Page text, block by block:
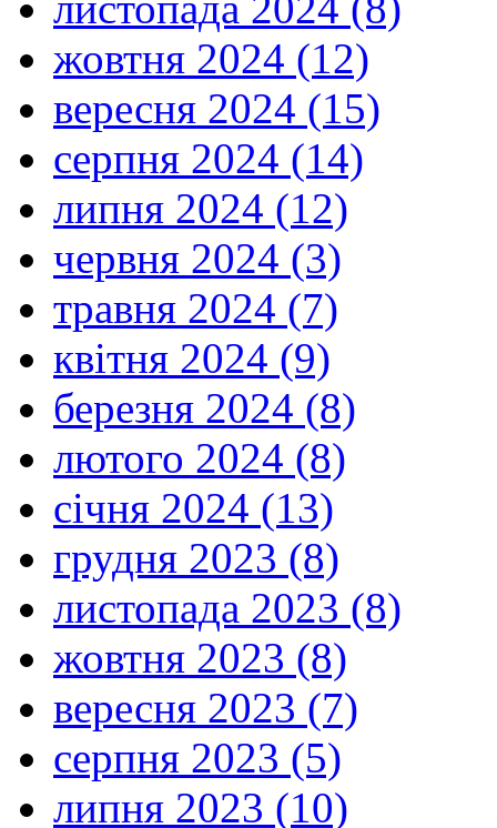
жовтня 2024 (12)
вересня 2024 (15)
серпня 2024 (14)
липня 2024 (12)
червня 2024 (3)
травня 2024 (7)
квітня 2024 (9)
березня 2024 (8)
лютого 2024 (8)
січня 2024 (13)
грудня 2023 (8)
листопада 2023 (8)
жовтня 2023 (8)
вересня 2023 (7)
серпня 2023 (5)
липня 2023 (10)